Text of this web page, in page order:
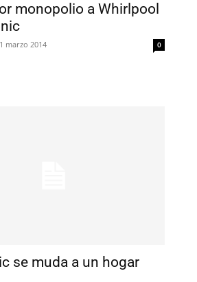
monopolio a Whirlpool
marzo 2014 0
se muda a un hogar